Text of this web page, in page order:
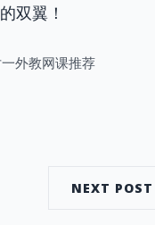
双翼！
外教网课推荐
NEXT POST